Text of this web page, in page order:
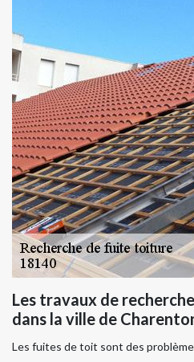
Les travaux de
dans la ville de
Les fuites de toit sont des